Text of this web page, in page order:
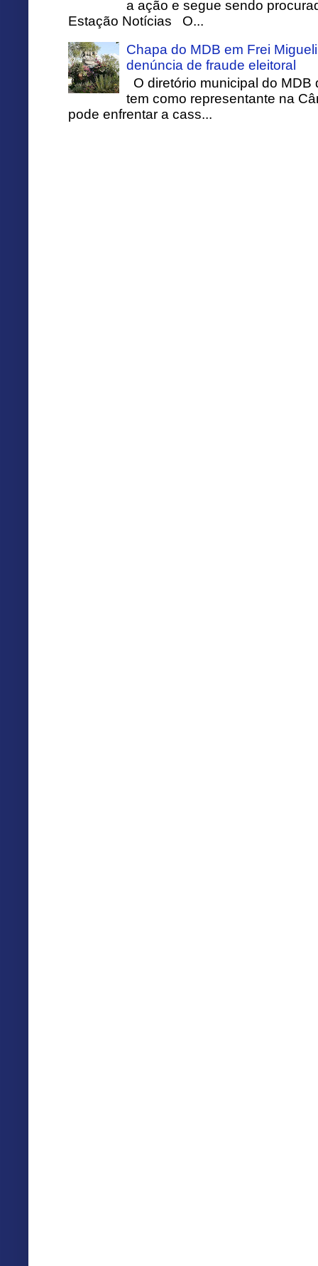
a ação e segue sendo
Estação Notícias O...
Chapa do MDB em Frei
denúncia de fraude eleitoral
O diretório municipal do
tem como representante na
pode enfrentar a cass...